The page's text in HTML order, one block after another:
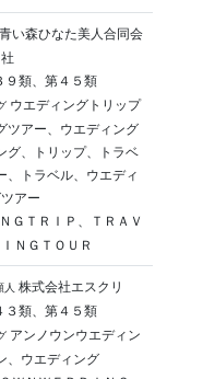
青い森ひなた美人合同会
社
類、第４５類
ウエディングトリップ
ツアー、ウエディング
グ、トリップ、トラベ
、トラベル、ウエディ
アー
ＧＴＲＩＰ、ＴＲＡＶ
ＮＧＴＯＵＲ
株式会社エスクリ
類、第４５類
アンノウンウエディン
、ウエディング